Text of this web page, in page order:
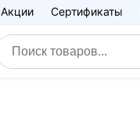
Акции Сертификаты